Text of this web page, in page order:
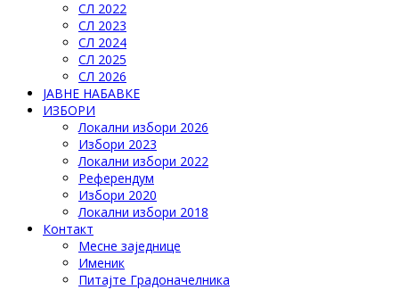
СЛ 2022
СЛ 2023
СЛ 2024
СЛ 2025
СЛ 2026
ЈАВНЕ НАБАВКЕ
ИЗБОРИ
Локални избори 2026
Избори 2023
Локални избори 2022
Референдум
Избори 2020
Локални избори 2018
Контакт
Месне заједнице
Именик
Питајте Градоначелника